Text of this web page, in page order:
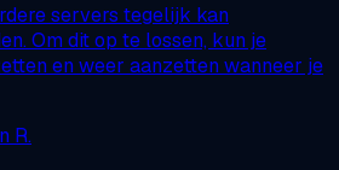
servers tegelijk kan
Om dit op te lossen, kun je
en weer aanzetten wanneer je
R.